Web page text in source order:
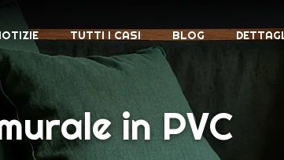
TUTTI I CASI BLOG
in PVC